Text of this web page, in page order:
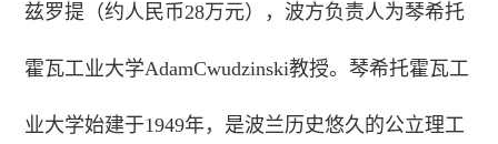
兹罗提（约人民币28万元），波方负责人为琴希托
霍瓦工业大学AdamCwudzinski教授。琴希托霍瓦工
业大学始建于1949年，是波兰历史悠久的公立理工